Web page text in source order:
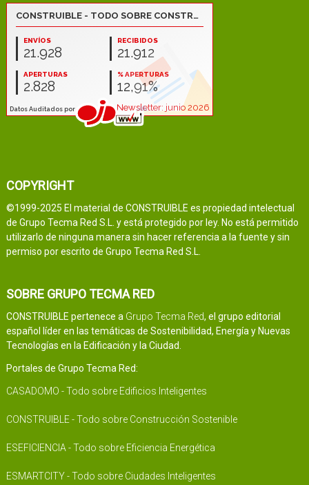
COPYRIGHT
©1999-2025 El material de CONSTRUIBLE es propiedad intelectual
de Grupo Tecma Red S.L. y está protegido por ley. No está permitido
utilizarlo de ninguna manera sin hacer referencia a la fuente y sin
permiso por escrito de Grupo Tecma Red S.L.
SOBRE GRUPO TECMA RED
CONSTRUIBLE pertenece a Grupo Tecma Red, el grupo editorial
español líder en las temáticas de Sostenibilidad, Energía y Nuevas
Tecnologías en la Edificación y la Ciudad.
Portales de Grupo Tecma Red:
CASADOMO - Todo sobre Edificios Inteligentes
CONSTRUIBLE - Todo sobre Construcción Sostenible
ESEFICIENCIA - Todo sobre Eficiencia Energética
ESMARTCITY - Todo sobre Ciudades Inteligentes